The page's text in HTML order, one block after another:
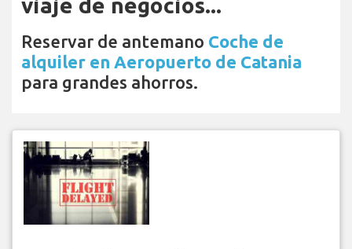
Reservar de antemano Coche de
alquiler en Aeropuerto de Catania
para grandes ahorros.